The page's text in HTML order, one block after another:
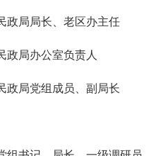
局局长、老区办主任
局办公室负责人
局党组成员、副局长